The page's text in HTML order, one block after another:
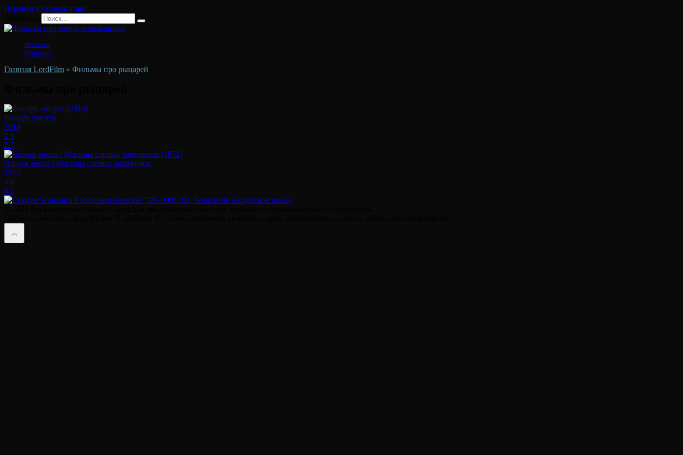
Перейти к содержанию
Фильмы
Сериалы
Главная LordFilm » Фильмы про рыцарей
Рыцарь смерти
2013
2.8
2.7
Черная месса / Могилы слепых мертвецов
1972
5.6
6.2